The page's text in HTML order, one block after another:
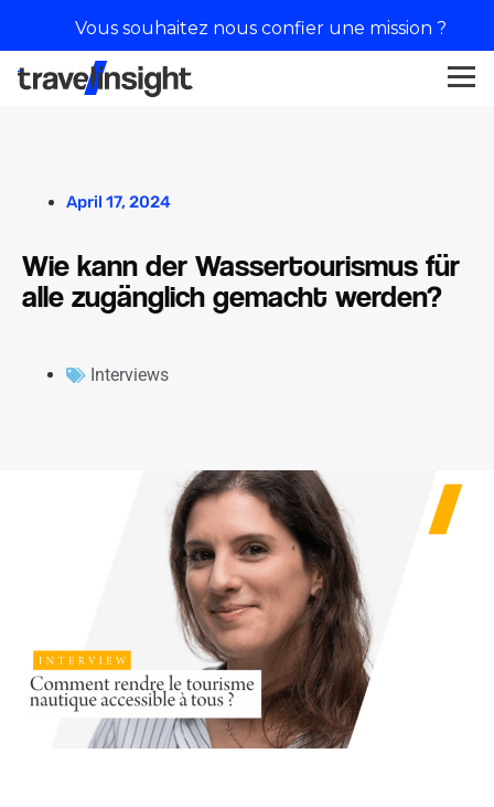
April 17, 2024
Wie kann der Wassertourismus für
alle zugänglich gemacht werden?
Interviews
Vous souhaitez nous confier une mission ?